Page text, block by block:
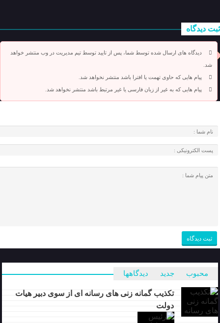
ثبت دیدگاه
دیدگاه های ارسال شده توسط شما، پس از تایید توسط تیم مدیریت در وب منتشر خواهد
شد.
پیام هایی که حاوی تهمت یا افترا باشد منتشر نخواهد شد.
پیام هایی که به غیر از زبان فارسی یا غیر مرتبط باشد منتشر نخواهد شد.
محبوب جدید دیدگاهها
تکذیب گمانه زنی های رسانه ای از سوی دبیر هیات
دولت